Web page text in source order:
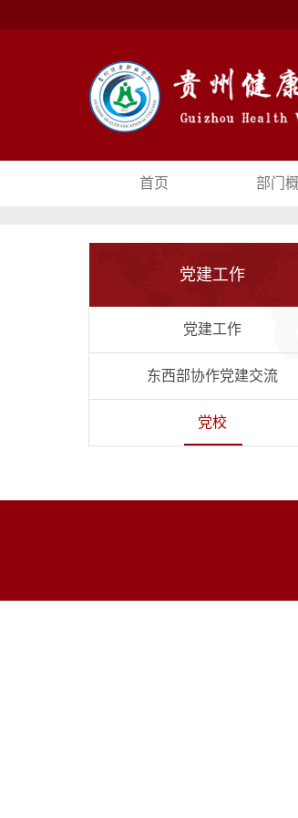
首页 部门
党建工作
党建工作
东西部协作党建交流
党校